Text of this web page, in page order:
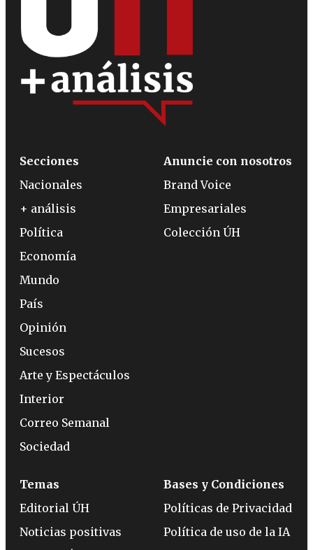
Secciones
Nacionales
+ análisis
Política
Economía
Mundo
País
Opinión
Sucesos
Arte y Espectáculos
Interior
Correo Semanal
Sociedad
Anuncie con nosotros
Brand Voice
Empresariales
Colección ÚH
Temas
Editorial ÚH
Noticias positivas
Bases y Condiciones
Políticas de Privacidad
Política de uso de la IA